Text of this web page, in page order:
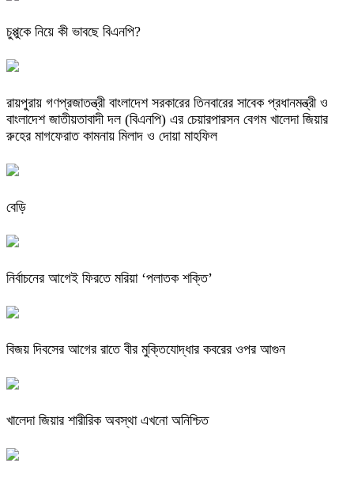
চুপ্পুকে নিয়ে কী ভাবছে বিএনপি?
রায়পুরায় গণপ্রজাতন্ত্রী বাংলাদেশ সরকারের তিনবারের সাবেক প্রধানমন্ত্রী ও
বাংলাদেশ জাতীয়তাবাদী দল (বিএনপি) এর চেয়ারপারসন বেগম খালেদা জিয়ার
রুহের মাগফেরাত কামনায় মিলাদ ও দোয়া মাহফিল
বেড়ি
নির্বাচনের আগেই ফিরতে মরিয়া ‘পলাতক শক্তি’
বিজয় দিবসের আগের রাতে বীর মুক্তিযোদ্ধার কবরের ওপর আগুন
খালেদা জিয়ার শারীরিক অবস্থা এখনো অনিশ্চিত